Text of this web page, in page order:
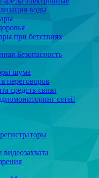
воды
при бетствиях
Безопасность
шума
переговоров
средств связи
сетей